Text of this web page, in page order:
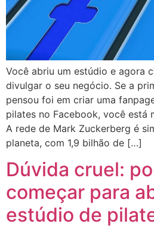
Você abriu um estúdio e agora
divulgar o seu negócio. Se a
pensou foi em criar uma
pilates no Facebook, você está
A rede de Mark Zuckerberg é
planeta, com 1,9 bilhão de […]
Dúvida cruel:
começar para
estúdio de